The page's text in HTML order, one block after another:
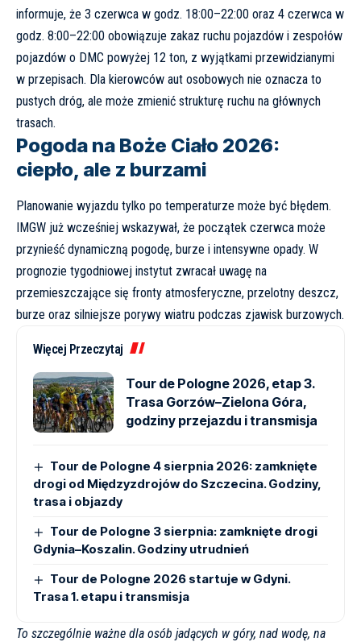
informuje, że 3 czerwca w godz. 18:00–22:00 oraz 4 czerwca w
godz. 8:00–22:00 obowiązuje zakaz ruchu pojazdów i zespołów
pojazdów o DMC powyżej 12 ton, z wyjątkami przewidzianymi
w przepisach. Dla kierowców aut osobowych nie oznacza to
pustych dróg, ale może zmienić strukturę ruchu na głównych
trasach.
Pogoda na Boże Ciało 2026:
ciepło, ale z burzami
Planowanie wyjazdu tylko po temperaturze może być błędem.
IMGW już wcześniej wskazywał, że początek czerwca może
przynieść dynamiczną pogodę, burze i intensywne opady. W
prognozie tygodniowej instytut zwracał uwagę na
przemieszczające się fronty atmosferyczne, przelotny deszcz,
burze oraz silniejsze porywy wiatru podczas zjawisk burzowych.
Więcej Przeczytaj
Tour de Pologne 2026, etap 3.
Trasa Gorzów–Zielona Góra,
godziny przejazdu i transmisja
Tour de Pologne 4 sierpnia 2026: zamknięte
drogi od Międzyzdrojów do Szczecina. Godziny,
trasa i objazdy
Tour de Pologne 3 sierpnia: zamknięte drogi
Gdynia–Koszalin. Godziny utrudnień
Tour de Pologne 2026 startuje w Gdyni.
Trasa 1. etapu i transmisja
To szczególnie ważne dla osób jadących w góry, nad wodę, na